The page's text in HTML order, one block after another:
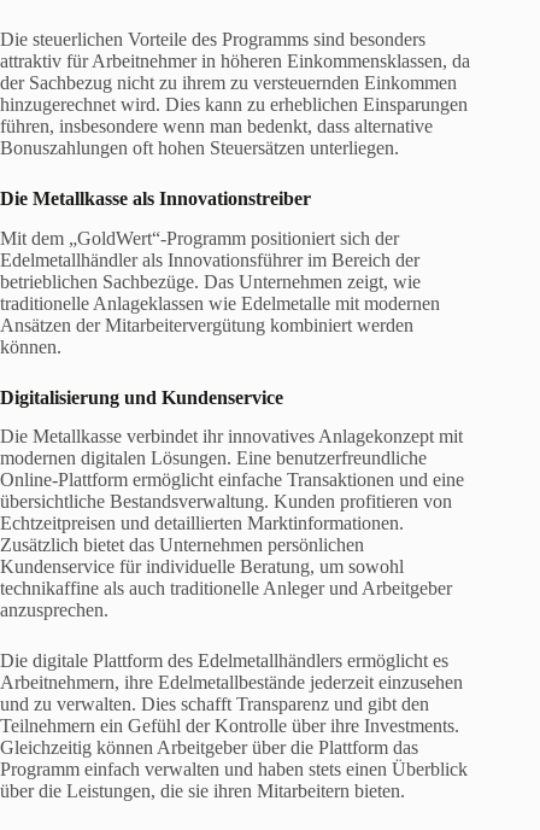
Die steuerlichen Vorteile des Programms sind besonders
attraktiv für Arbeitnehmer in höheren Einkommensklassen, da
der Sachbezug nicht zu ihrem zu versteuernden Einkommen
hinzugerechnet wird. Dies kann zu erheblichen Einsparungen
führen, insbesondere wenn man bedenkt, dass alternative
Bonuszahlungen oft hohen Steuersätzen unterliegen.
Die Metallkasse als Innovationstreiber
Mit dem „GoldWert“-Programm positioniert sich der
Edelmetallhändler als Innovationsführer im Bereich der
betrieblichen Sachbezüge. Das Unternehmen zeigt, wie
traditionelle Anlageklassen wie Edelmetalle mit modernen
Ansätzen der Mitarbeitervergütung kombiniert werden
können.
Digitalisierung und Kundenservice
Die Metallkasse verbindet ihr innovatives Anlagekonzept mit
modernen digitalen Lösungen. Eine benutzerfreundliche
Online-Plattform ermöglicht einfache Transaktionen und eine
übersichtliche Bestandsverwaltung. Kunden profitieren von
Echtzeitpreisen und detaillierten Marktinformationen.
Zusätzlich bietet das Unternehmen persönlichen
Kundenservice für individuelle Beratung, um sowohl
technikaffine als auch traditionelle Anleger und Arbeitgeber
anzusprechen.
Die digitale Plattform des Edelmetallhändlers ermöglicht es
Arbeitnehmern, ihre Edelmetallbestände jederzeit einzusehen
und zu verwalten. Dies schafft Transparenz und gibt den
Teilnehmern ein Gefühl der Kontrolle über ihre Investments.
Gleichzeitig können Arbeitgeber über die Plattform das
Programm einfach verwalten und haben stets einen Überblick
über die Leistungen, die sie ihren Mitarbeitern bieten.